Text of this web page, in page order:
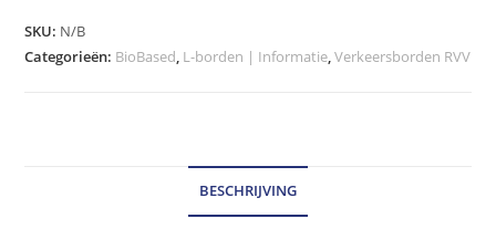
model
L02f
SKU: N/B
Categorieën: BioBased, L-borden | Informatie,Verkeersborden RVV
BESCHRIJVING